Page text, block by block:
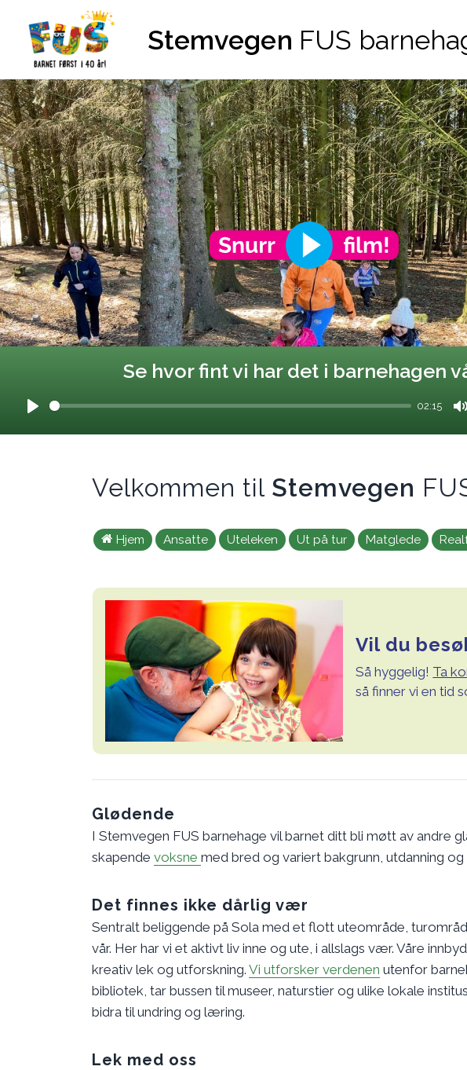
Hopp til innhold
Stemvegen FUS
02:15
Se hvor fint vi har det i barnehagen
Velkommen til Stemvegen
Hjem Ansatte Uteleken Ut på tur Matglede
Vil du
Så hyggelig! Ta
så finner vi en tid
Glødende
I Stemvegen FUS barnehage vil barnet ditt bli møtt av andre
skapende voksne med bred og variert bakgrunn, utdanning og
Det finnes ikke dårlig vær
Sentralt beliggende på Sola med et flott uteområde,
vår. Her har vi et aktivt liv inne og ute, i allslags vær. Våre
kreativ lek og utforskning. Vi utforsker verdenen utenfor
bibliotek, tar bussen til museer, naturstier og ulike lokale
bidra til undring og læring.
Lek med oss